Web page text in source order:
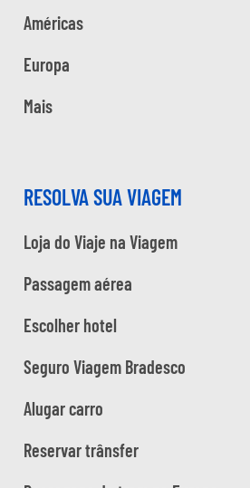
Américas
Europa
Mais
RESOLVA SUA VIAGEM
Loja do Viaje na Viagem
Passagem aérea
Escolher hotel
Seguro Viagem Bradesco
Alugar carro
Reservar trânsfer